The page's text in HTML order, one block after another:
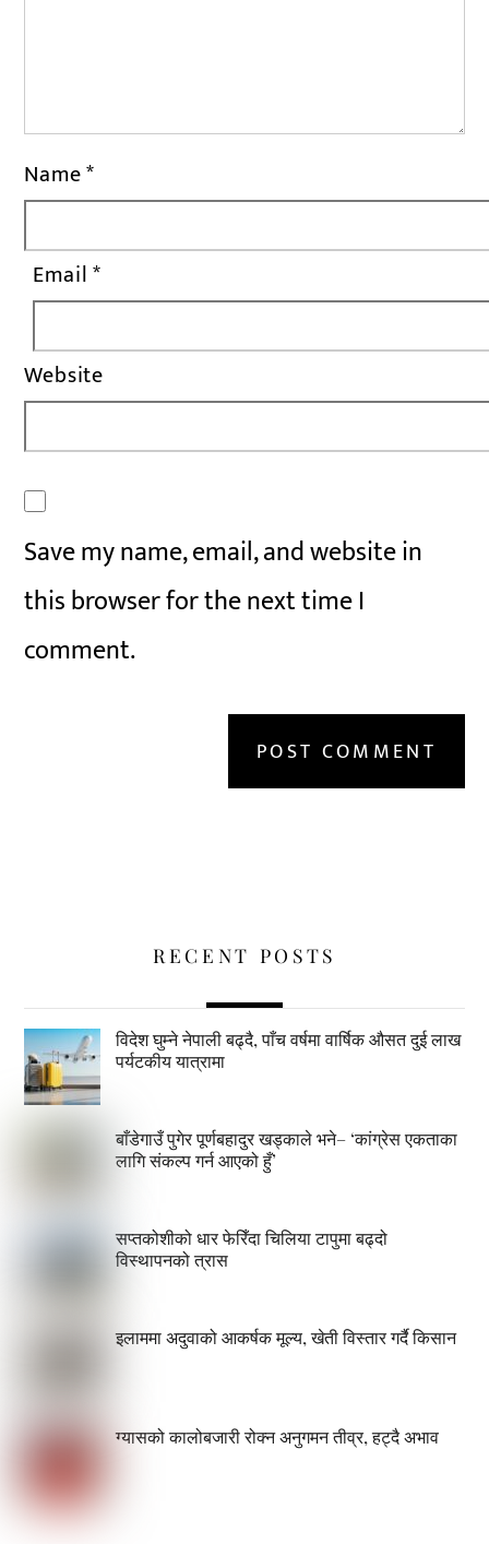
Name*
Email*
Website
Save my name, email, and website in
this browser for the next time I
comment.
RECENT POSTS
विदेश घुम्ने नेपाली बढ्दै, पाँच वर्षमा वार्षिक औसत दुई लाख
पर्यटकीय यात्रामा
बाँडेगाउँ पुगेर पूर्णबहादुर खड्काले भने– ‘कांग्रेस एकताका
लागि संकल्प गर्न आएको हुँ’
सप्तकोशीको धार फेरिँदा चिलिया टापुमा बढ्दो
विस्थापनको त्रास
इलाममा अदुवाको आकर्षक मूल्य, खेती विस्तार गर्दै किसान
ग्यासको कालोबजारी रोक्न अनुगमन तीव्र, हट्दै अभाव